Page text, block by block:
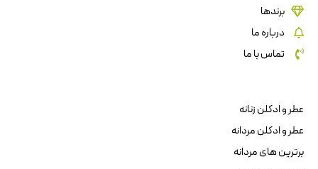
برندها
درباره ما
تماس با ما
عطر و ادکلن زنانه
عطر و ادکلن مردانه
برترین های مردانه